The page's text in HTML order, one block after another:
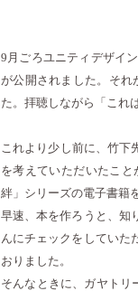
9 月ごろユニティデザイ
が公開されました。それ
た。拝聴しながら「これ
これより少し前に、竹下
を考えていただいたこ
絆」シリーズの電子書籍
早速、本を作ろうと、知
んにチェックをしていた
おりました。
そんなときに、ガヤトリ